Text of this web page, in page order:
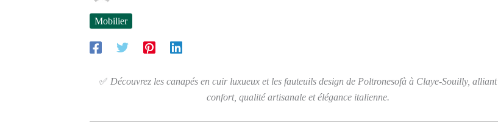
Mobilier
✅Découvrez les canapés en cuir luxueux et les fauteuils design de Poltronesofà à Claye-Souilly, alliant
confort, qualité artisanale et élégance italienne.